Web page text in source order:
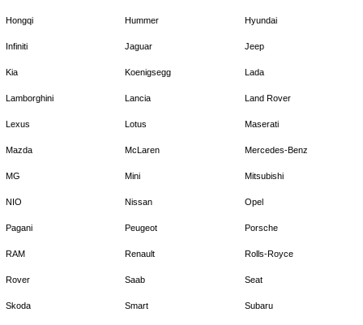
Hongqi Hummer Hyundai
Infiniti Jaguar Jeep
Kia Koenigsegg Lada
Lamborghini Lancia Land Rover
Lexus Lotus Maserati
Mazda McLaren Mercedes-Benz
MG Mini Mitsubishi
NIO Nissan Opel
Pagani Peugeot Porsche
RAM Renault Rolls-Royce
Rover Saab Seat
Skoda Smart Subaru